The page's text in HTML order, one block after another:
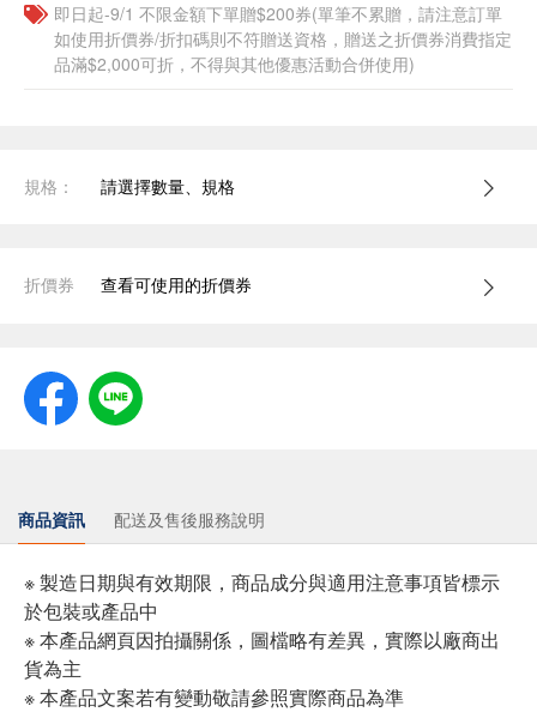
即日起-9/1 不限金額下單贈$200券(單筆不累贈，請注意訂單
如使用折價券/折扣碼則不符贈送資格，贈送之折價券消費指定
品滿$2,000可折，不得與其他優惠活動合併使用)
規格： 請選擇數量、規格
折價券 查看可使用的折價券
商品資訊 配送及售後服務說明
※ 製造日期與有效期限，商品成分與適用注意事項皆標示
於包裝或產品中
※ 本產品網頁因拍攝關係，圖檔略有差異，實際以廠商出
貨為主
※ 本產品文案若有變動敬請參照實際商品為準